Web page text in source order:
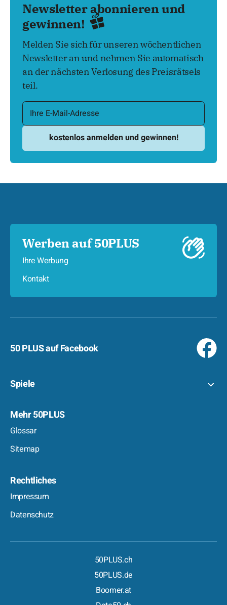
Newsletter abonnieren und
gewinnen!
Melden Sie sich für unseren wöchentlichen
Newsletter an und nehmen Sie automatisch
an der nächsten Verlosung des Preisrätsels
teil.
Werben auf 50PLUS
Ihre Werbung
Kontakt
50 PLUS auf Facebook
Spiele
Mehr 50PLUS
Glossar
Sitemap
Rechtliches
Impressum
Datenschutz
50PLUS.ch
50PLUS.de
Boomer.at